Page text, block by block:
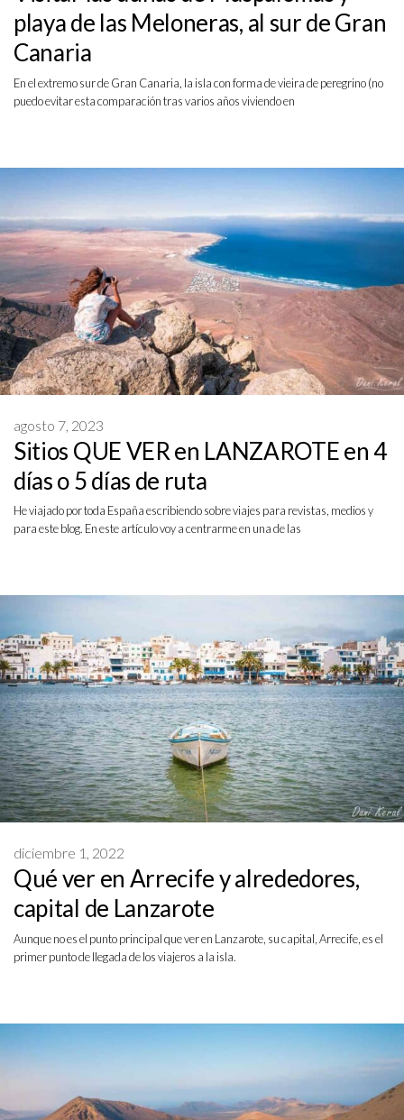
playa de las Meloneras, al sur de Gran
Canaria
En el extremo sur de Gran Canaria, la isla con forma de vieira de peregrino (no
puedo evitar esta comparación tras varios años viviendo en
Sitios QUE VER en LANZAROTE en 4
días o 5 días de ruta
agosto 7, 2023
He viajado por toda España escribiendo sobre viajes para revistas, medios y
para este blog. En este artículo voy a centrarme en una de las
Qué ver en Arrecife y alrededores,
capital de Lanzarote
diciembre 1, 2022
Aunque no es el punto principal que ver en Lanzarote, su capital, Arrecife, es el
primer punto de llegada de los viajeros a la isla.